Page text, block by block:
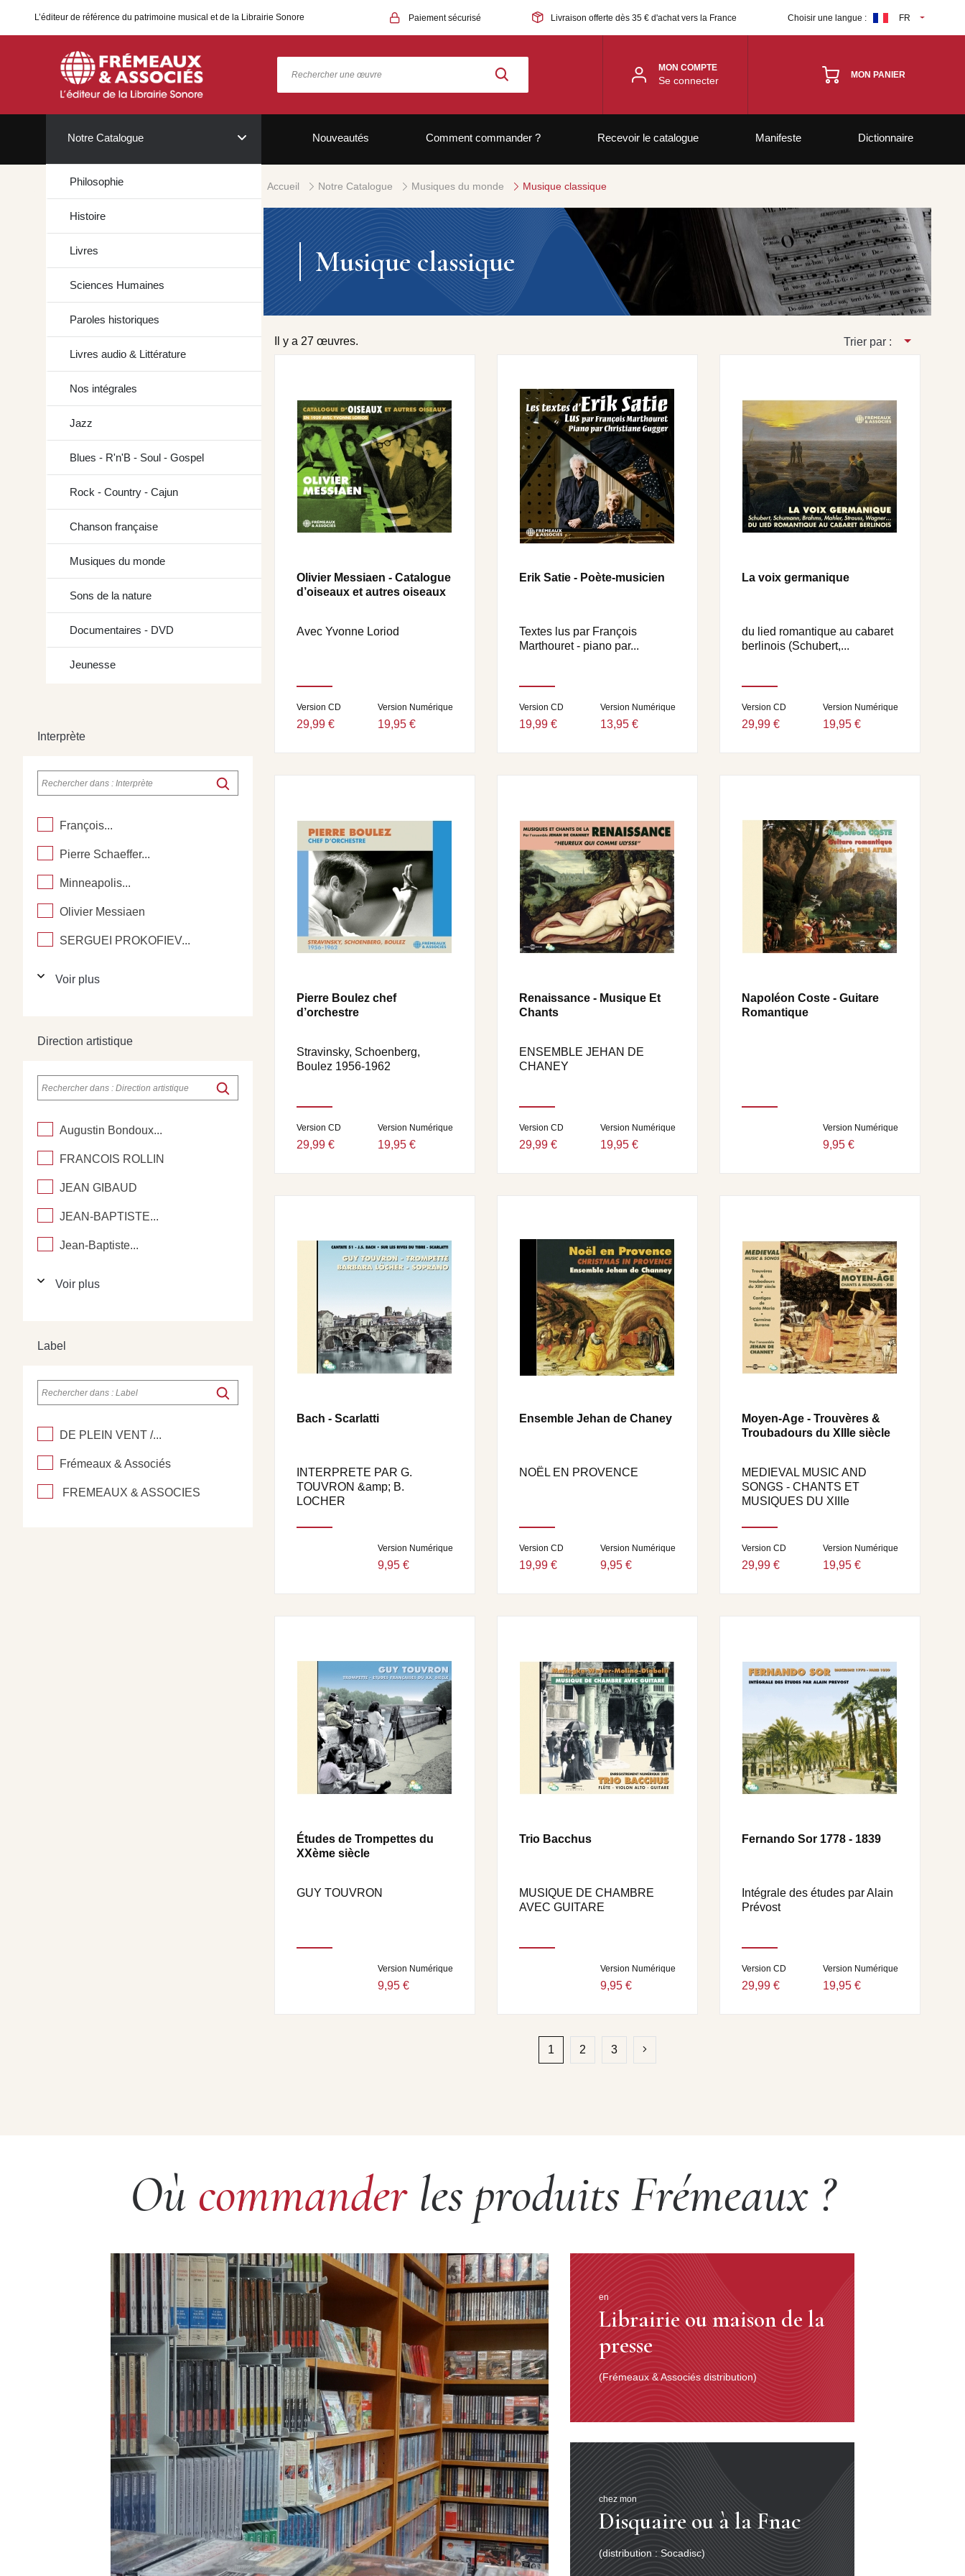
L’éditeur de référence du patrimoine musical et de la Librairie Sonore Paiement sécurisé Livraison offerte dès 35 € d'achat vers la France Choisir une langue : FR
MON COMPTE
Se connecter MON PANIER
Notre Catalogue
Philosophie
Histoire
Livres
Sciences Humaines
Paroles historiques
Livres audio & Littérature
Nos intégrales
Jazz
Blues - R'n'B - Soul - Gospel
Rock - Country - Cajun
Chanson française
Musiques du monde
Sons de la nature
Documentaires - DVD
Jeunesse
Nouveautés Comment commander ? Recevoir le catalogue Manifeste Dictionnaire
Accueil Notre Catalogue Musiques du monde Musique classique
Interprète
François...
Pierre Schaeffer...
Minneapolis...
Olivier Messiaen
SERGUEI PROKOFIEV...
Voir plus
Direction artistique
Augustin Bondoux...
FRANCOIS ROLLIN
JEAN GIBAUD
JEAN-BAPTISTE...
Jean-Baptiste...
Voir plus
Label
DE PLEIN VENT /...
Frémeaux & Associés
FREMEAUX & ASSOCIES
Musique classique
Il y a 27 œuvres. Trier par :
Olivier Messiaen - Catalogue
d’oiseaux et autres oiseaux
Avec Yvonne Loriod
Version CD
29,99 €
Version Numérique
19,95 €
Erik Satie - Poète-musicien
Textes lus par François
Marthouret - piano par...
Version CD
19,99 €
Version Numérique
13,95 €
La voix germanique
du lied romantique au cabaret
berlinois (Schubert,...
Version CD
29,99 €
Version Numérique
19,95 €
Pierre Boulez chef
d’orchestre
Stravinsky, Schoenberg,
Boulez 1956-1962
Version CD
29,99 €
Version Numérique
19,95 €
Renaissance - Musique Et
Chants
ENSEMBLE JEHAN DE
CHANEY
Version CD
29,99 €
Version Numérique
19,95 €
Napoléon Coste - Guitare
Romantique
Version Numérique
9,95 €
Bach - Scarlatti
INTERPRETE PAR G.
TOUVRON &amp; B.
LOCHER
Version Numérique
9,95 €
Ensemble Jehan de Chaney
NOËL EN PROVENCE
Version CD
19,99 €
Version Numérique
9,95 €
Moyen-Age - Trouvères &
Troubadours du XIIIe siècle
MEDIEVAL MUSIC AND
SONGS - CHANTS ET
MUSIQUES DU XIIIe
Version CD
29,99 €
Version Numérique
19,95 €
Études de Trompettes du
XXème siècle
GUY TOUVRON
Version Numérique
9,95 €
Trio Bacchus
MUSIQUE DE CHAMBRE
AVEC GUITARE
Version Numérique
9,95 €
Fernando Sor 1778 - 1839
Intégrale des études par Alain
Prévost
Version CD
29,99 €
Version Numérique
19,95 €
1 2 3
Où commanderles produits Frémeaux ?
en
Librairie ou maison de la
presse
(Frémeaux & Associés distribution)
chez mon
Disquaire ou à la Fnac
(distribution : Socadisc)